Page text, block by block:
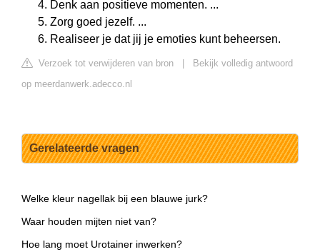
Denk aan positieve momenten. ...
Zorg goed jezelf. ...
Realiseer je dat jij je emoties kunt beheersen.
Verzoek tot verwijderen van bron
Bekijk volledig antwoord
op meerdanwerk.adecco.nl
Gerelateerde vragen
Welke kleur nagellak bij een blauwe jurk?
Waar houden mijten niet van?
Hoe lang moet Urotainer inwerken?